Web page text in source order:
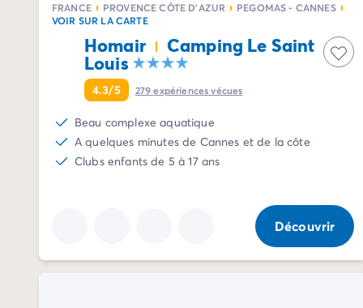
Camping La Palmyre
Camping Royan
Camping Provence-Alpes-Côte d'Azur
Camping Alpes-de-Haute-Provence
Camping Alpes-Maritimes
Camping Nice
Camping Bouches du Rhône
Camping Cassis
FRANCE PROVENCE CÔTE D'AZUR
PEGOMAS - CANNES
VOIR SUR LA CARTE
Homair Camping Le Saint
Louis
4.3/5 279expériences vécues
Beau complexe aquatique
A quelques minutes de Cannes et de la côte
Clubs enfants de 5 à 17 ans
Découvrir